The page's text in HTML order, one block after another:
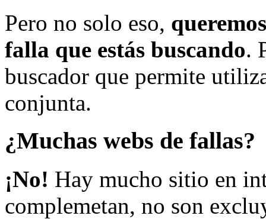
Pero no solo eso,
falla que estás buscando.
buscador que permite
conjunta.
¿Muchas webs de fallas?
¡No! Hay mucho sitio en
complemetan, no son